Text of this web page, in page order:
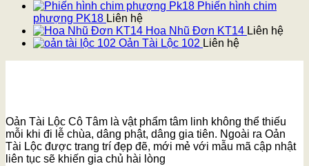
Phiến hình chim
phượng PK18 Liên hệ
Hoa Nhũ Đơn KT14 Liên hệ
Oản Tài Lộc 102 Liên hệ
Oản Tài Lộc Cô Tâm là vật phẩm tâm linh không thể thiếu
mỗi khi đi lễ chùa, dâng phật, dâng gia tiên. Ngoài ra Oản
Tài Lộc được trang trí đẹp đẽ, mới mẻ với mẫu mã cập nhật
liên tục sẽ khiến gia chủ hài lòng